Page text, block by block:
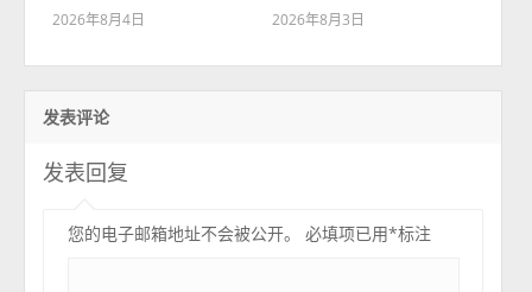
2026年8月4日 2026年8月3日
发表评论
发表回复
您的电子邮箱地址不会被公开。 必填项已用*标注